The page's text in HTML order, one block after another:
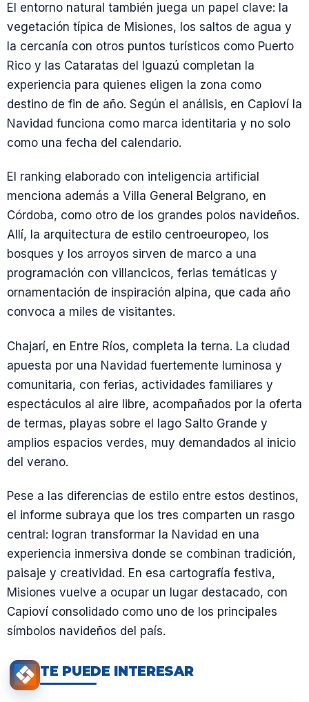
El entorno natural también juega un papel clave: la
vegetación típica de Misiones, los saltos de agua y
la cercanía con otros puntos turísticos como Puerto
Rico y las Cataratas del Iguazú completan la
experiencia para quienes eligen la zona como
destino de fin de año. Según el análisis, en Capioví la
Navidad funciona como marca identitaria y no solo
como una fecha del calendario.
El ranking elaborado con inteligencia artificial
menciona además a Villa General Belgrano, en
Córdoba, como otro de los grandes polos navideños.
Allí, la arquitectura de estilo centroeuropeo, los
bosques y los arroyos sirven de marco a una
programación con villancicos, ferias temáticas y
ornamentación de inspiración alpina, que cada año
convoca a miles de visitantes.
Chajarí, en Entre Ríos, completa la terna. La ciudad
apuesta por una Navidad fuertemente luminosa y
comunitaria, con ferias, actividades familiares y
espectáculos al aire libre, acompañados por la oferta
de termas, playas sobre el lago Salto Grande y
amplios espacios verdes, muy demandados al inicio
del verano.
Pese a las diferencias de estilo entre estos destinos,
el informe subraya que los tres comparten un rasgo
central: logran transformar la Navidad en una
experiencia inmersiva donde se combinan tradición,
paisaje y creatividad. En esa cartografía festiva,
Misiones vuelve a ocupar un lugar destacado, con
Capioví consolidado como uno de los principales
símbolos navideños del país.
TE PUEDE INTERESAR